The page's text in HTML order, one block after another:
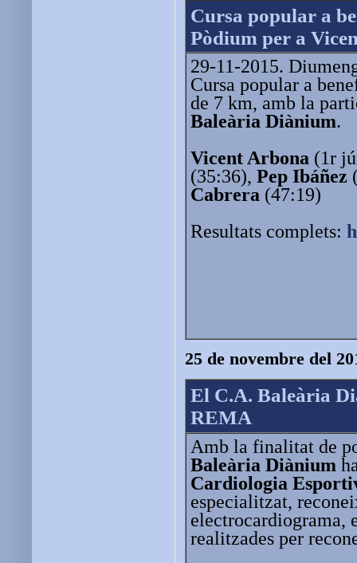
Cursa popular a
Pòdium per a
29-11-2015.
Cursa popular a
de 7 km, amb la
Baleària Diànium.
Vicent Arbona (1r
(35:36), Pep Ibáñez
Cabrera (47:19)
Resultats complets:
25 de novembre del
El C.A. Baleària
REMA
Amb la finalitat de
Baleària Diànium
Cardiologia
especialitzat,
electrocardiograma,
realitzades per